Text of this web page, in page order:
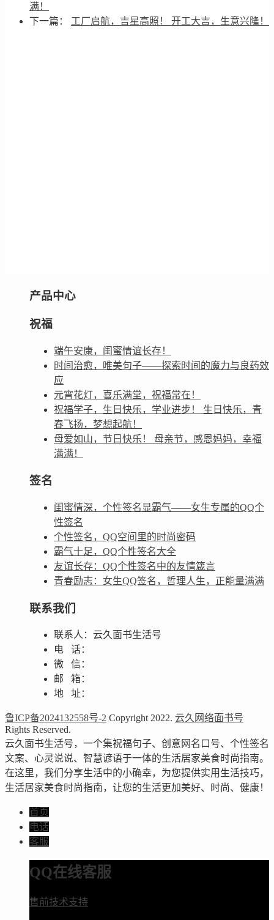
满！
下一篇： 工厂启航，吉星高照！ 开工大吉，生意兴隆！
产品中心
祝福
端午安康，闺蜜情谊长存！
时间治愈，唯美句子——探索时间的魔力与良药效
应
元宵花灯，喜乐满堂，祝福常在！
祝福学子，生日快乐，学业进步！ 生日快乐，青
春飞扬，梦想起航！
母爱如山，节日快乐！ 母亲节，感恩妈妈，幸福
满满！
签名
闺蜜情深，个性签名显霸气——女生专属的QQ个
性签名
个性签名，QQ空间里的时尚密码
霸气十足，QQ个性签名大全
友谊长存：QQ个性签名中的友情箴言
青春励志：女生QQ签名，哲理人生，正能量满满
联系我们
联系人：云久面书生活号
电 话：
微 信：
邮 箱：
地 址：
鲁ICP备2024132558号-2 Copyright 2022. 云久网络面书号
Rights Reserved.
云久面书生活号，一个集祝福句子、创意网名口号、个性签名
文案、心灵说说、智慧谚语于一体的生活居家美食时尚指南。
在这里，我们分享生活中的小确幸，为您提供实用生活技巧，
生活居家美食时尚指南，让您的生活更加美好、时尚、健康！
首页
电话
客服
QQ在线客服
售前技术支持